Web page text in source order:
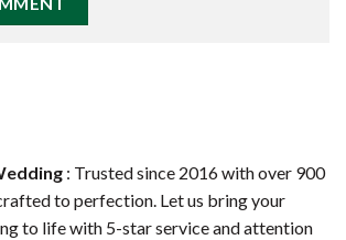
: Trusted since 2016 with over 900
to perfection. Let us bring your
to life with 5-star service and attention